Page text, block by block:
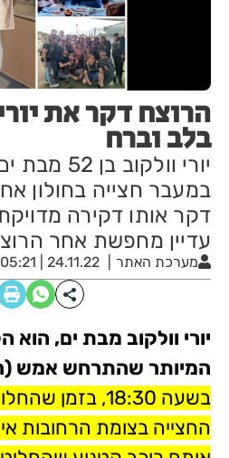
הרוצח דקר את
בלב וברח
יורי
במעבר חצייה בחולון
דקר אותו דקירה
עדיין מחפשת אחר
מערכת האתר 24.11.22 | 05:21
יורי וולקוב מבת ים, הוא
המיותר שהתרחש אמש
בשעה 18:30,
החצייה בצומת הרחובות